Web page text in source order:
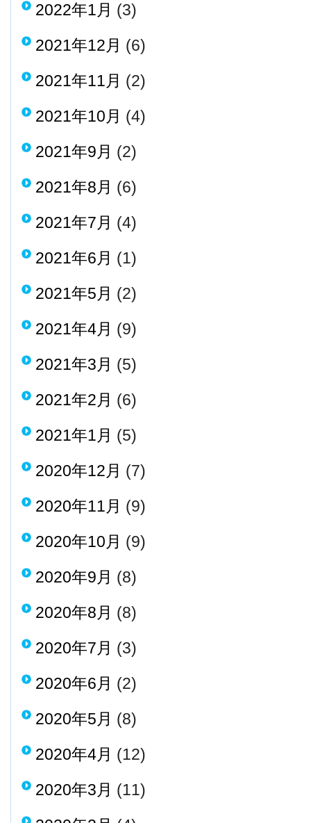
2022年1月 (3)
2021年12月 (6)
2021年11月 (2)
2021年10月 (4)
2021年9月 (2)
2021年8月 (6)
2021年7月 (4)
2021年6月 (1)
2021年5月 (2)
2021年4月 (9)
2021年3月 (5)
2021年2月 (6)
2021年1月 (5)
2020年12月 (7)
2020年11月 (9)
2020年10月 (9)
2020年9月 (8)
2020年8月 (8)
2020年7月 (3)
2020年6月 (2)
2020年5月 (8)
2020年4月 (12)
2020年3月 (11)